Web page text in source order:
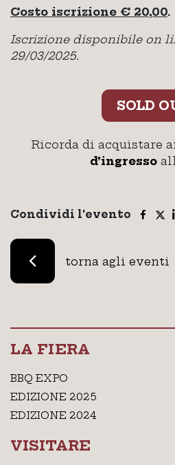
Costo iscrizione € 20,00.
Iscrizione disponibile on
29/03/2025.
SOLD
Ricorda di acquistare
d’ingresso
Condividi l'evento
torna agli eventi
LA FIERA
BBQ EXPO
EDIZIONE 2025
EDIZIONE 2024
VISITARE